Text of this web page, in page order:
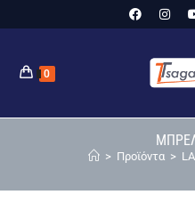
0
> Προϊόντα >